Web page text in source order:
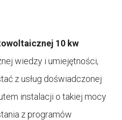
10 kw
wiedzy i umiejętności,
z usług doświadczonej
instalacji o takiej mocy
z programów